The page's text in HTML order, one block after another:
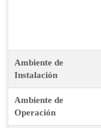
Ambiente de
Instalación
Ambiente de
Operación